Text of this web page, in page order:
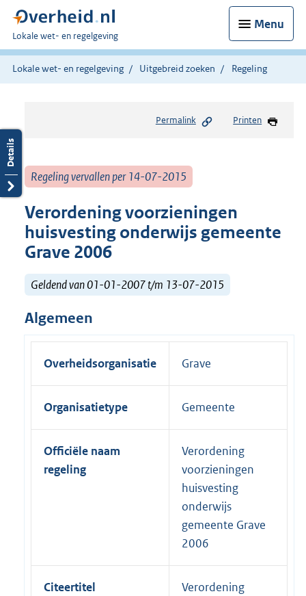
Menu
U
bent
hier:
Lokale wet- en regelgeving
Lokale wet- en regelgeving Uitgebreid zoeken Regeling
Permalink Printen
Regeling vervallen per 14-07-2015
Verordening voorzieningen
huisvesting onderwijs gemeente
Grave 2006
Geldend van 01-01-2007 t/m 13-07-2015
Algemeen
Overheidsorganisatie Grave
Organisatietype Gemeente
Officiële naam
regeling
Verordening
voorzieningen
huisvesting
onderwijs
gemeente Grave
2006
Citeertitel
Verordening